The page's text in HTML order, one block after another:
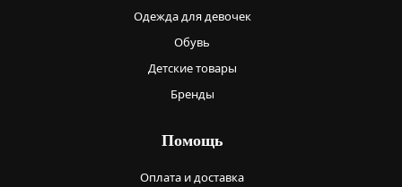
Одежда для девочек
Обувь
Детские товары
Бренды
Помощь
Оплата и доставка